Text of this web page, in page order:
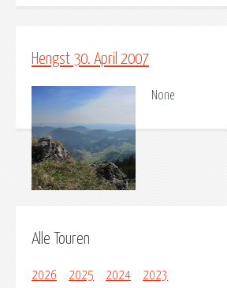
Hengst 30. April 2007
None
Alle Touren
2026 2025 2024 2023